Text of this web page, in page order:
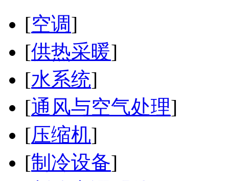
[空调]
[供热采暖]
[水系统]
[通风与空气处理]
[压缩机]
[制冷设备]